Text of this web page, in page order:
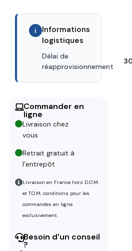
i
Informations
logistiques
Délai de
réapprovisionnement
Commander en
ligne
Livraison chez
vous
Retrait gratuit à
l’entrepôt
Livraison en France hors D.O.M.
et T.O.M, conditions pour les
commandes en ligne
exclusivement.
Besoin d'un conseil
?